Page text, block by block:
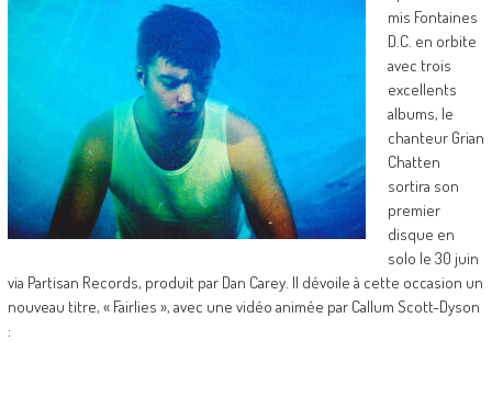
mis Fontaines
D.C. en orbite
avec trois
excellents
albums, le
chanteur Grian
Chatten
sortira son
premier
disque en
solo le 30 juin
via Partisan Records, produit par Dan Carey. Il dévoile à cette occasion un
nouveau titre, « Fairlies », avec une vidéo animée par Callum Scott-Dyson
: